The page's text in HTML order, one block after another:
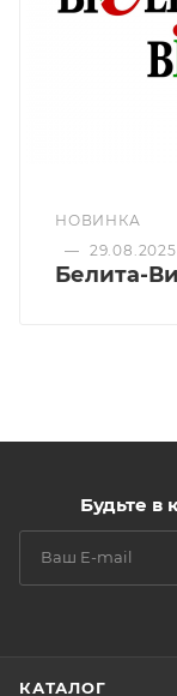
компонентам.
Подходит для
НОВИНКА
— 29.08.2025
Белита-
Будьте в
КАТАЛОГ